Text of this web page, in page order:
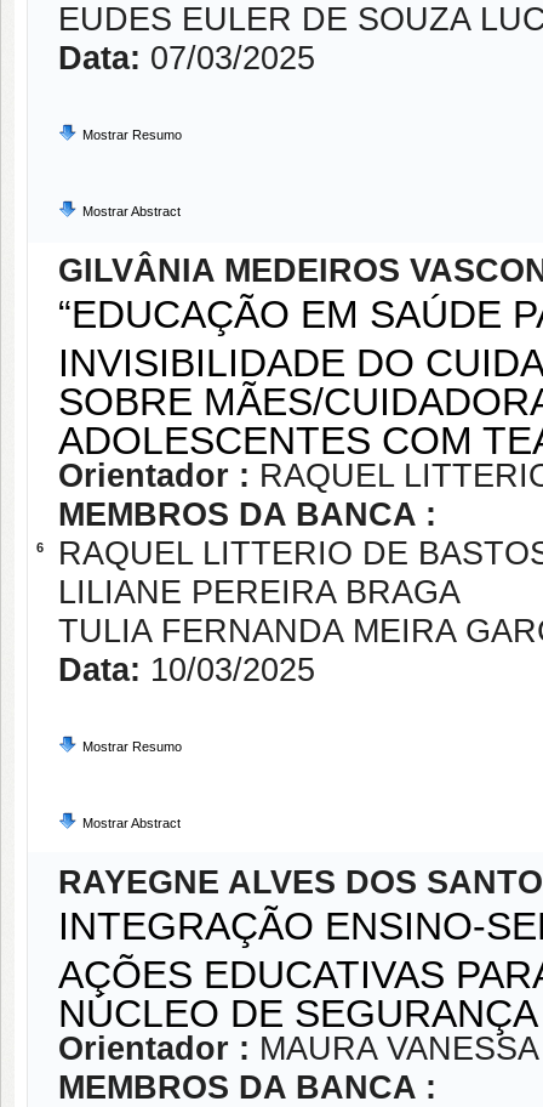
EUDES EULER DE SOUZA
Data: 07/03/2025
Mostrar Resumo
Mostrar Abstract
6
GILVÂNIA MEDEIROS
“EDUCAÇÃO EM SAÚDE
INVISIBILIDADE DO
SOBRE MÃES/
ADOLESCENTES COM
Orientador : RAQUEL
MEMBROS DA BANCA :
RAQUEL LITTERIO DE
LILIANE PEREIRA BRAGA
TULIA FERNANDA MEIRA
Data: 10/03/2025
Mostrar Resumo
Mostrar Abstract
RAYEGNE ALVES DOS
INTEGRAÇÃO ENSINO-
AÇÕES EDUCATIVAS
NÚCLEO DE
Orientador : MAURA
MEMBROS DA BANCA :